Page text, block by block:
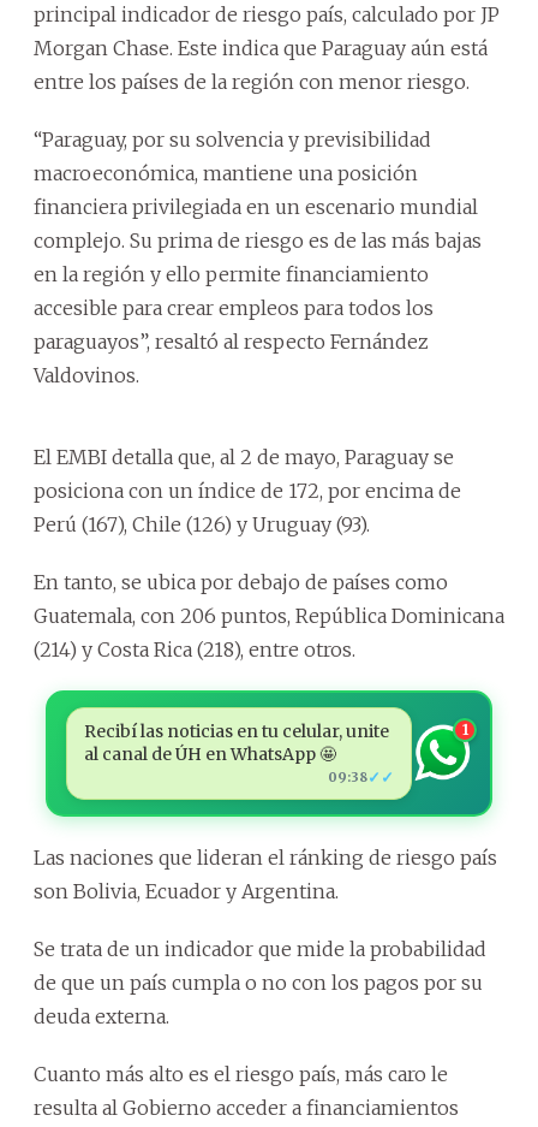
principal indicador de riesgo país, calculado por JP
Morgan Chase. Este indica que Paraguay aún está
entre los países de la región con menor riesgo.
“Paraguay, por su solvencia y previsibilidad
macroeconómica, mantiene una posición
financiera privilegiada en un escenario mundial
complejo. Su prima de riesgo es de las más bajas
en la región y ello permite financiamiento
accesible para crear empleos para todos los
paraguayos”, resaltó al respecto Fernández
Valdovinos.
El EMBI detalla que, al 2 de mayo, Paraguay se
posiciona con un índice de 172, por encima de
Perú (167), Chile (126) y Uruguay (93).
En tanto, se ubica por debajo de países como
Guatemala, con 206 puntos, República Dominicana
(214) y Costa Rica (218), entre otros.
Recibí las noticias en tu celular, unite
al canal de ÚH en WhatsApp 🤩
09:38✓✓
1
Las naciones que lideran el ránking de riesgo país
son Bolivia, Ecuador y Argentina.
Se trata de un indicador que mide la probabilidad
de que un país cumpla o no con los pagos por su
deuda externa.
Cuanto más alto es el riesgo país, más caro le
resulta al Gobierno acceder a financiamientos